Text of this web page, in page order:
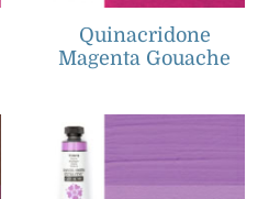
Quinacridone
Magenta Gouache